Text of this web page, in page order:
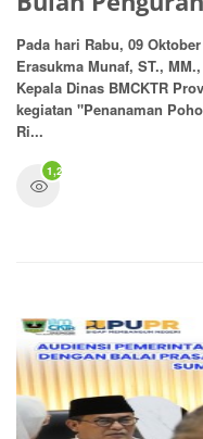
Pada hari Rabu, 09
Erasukma Munaf, ST.,
Kepala Dinas BMCKTR
kegiatan "Penanaman
Ri...
1,237